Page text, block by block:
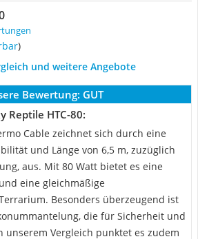
)
und weitere Angebote
Bewertung: GUT
Reptile HTC-80:
Cable zeichnet sich durch eine
und Länge von 6,5 m, zuzüglich
aus. Mit 80 Watt bietet es eine
eine gleichmäßige
Besonders überzeugend ist
die für Sicherheit und
unserem Vergleich punktet es zudem